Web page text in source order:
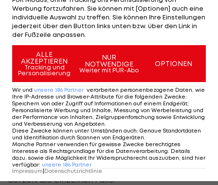
Petuchov zu den suspendierten Langläufern
gehören. Das sagte der Coach am Dienstag in
einem Interview der russischen
Nachrichtenagentur TASS.
Gold über 50km
Auslöser ist der jüngste Bericht des
Sonderermittlers Richard McLaren für die Welt-
Anti-Doping-Agentur (WADA), der die Namen von
etwa 1.000 russischen Sportlern enthält. Sie sollen
in Manipulationen von Dopingproben verwickelt
sein. Die internationalen Fachverbände prüfen
derzeit die einzelnen Fälle.
Werbung fortzufahren. Sie können mit [Optionen] auch eine
individuelle Auswahl zu treffen. Sie können Ihre Einstellungen
jederzeit über den Button links unten bzw. über den Link in
der Fußzeile anpassen.
ALLE
AKZEPTIEREN
Tracking und
Personalisierung
NUR
NOTWENDIGE
Weiter mit PUR-Abo
OPTIONEN
Wir und unsere 186 Partner verarbeiten personenbezogene Daten, wie
Ihre IP-Adresse und Browser-Attribute für die folgenden Zwecke:
Speichern von oder Zugriff auf Informationen auf einem Endgerät;
Personalisierte Werbung und Inhalte, Messung von Werbeleistung und
der Performance von Inhalten, Zielgruppenforschung sowie Entwicklung
und Verbesserung von Angeboten
Diese Zwecke können unter Umständen auch: Genaue Standortdaten
und Identifikation durch Scannen von Endgeräten
Manche Partner verwenden für gewisse Zwecke berechtigtes
Interesse als Rechtsgrundlage für die Datenverarbeitung. Details
dazu, sowie die Möglichkeit Ihr Widerspruchsrecht auszuüben, sind hier
verfügbar: unsere 186 Partner
Impressum|Datenschutzrichtlinie